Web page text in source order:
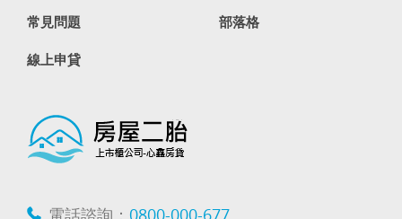
常見問題 部落格
線上申貸
電話諮詢： 0800-000-677